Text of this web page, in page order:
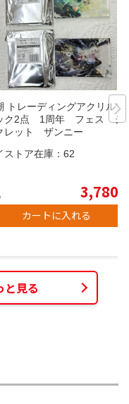
トレーディングアクリルブ
ク2点 1周年 フェス シ
レット ザンニー
ストア在庫： 62
3,780
カートに入れる
と見る